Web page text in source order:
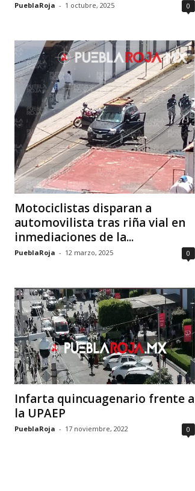
PueblaRoja - 1 octubre, 2025 0
Motociclistas disparan a
automovilista tras riña vial en
inmediaciones de la...
PueblaRoja - 12 marzo, 2025 0
Infarta quincuagenario frente a
la UPAEP
PueblaRoja - 17 noviembre, 2022 0